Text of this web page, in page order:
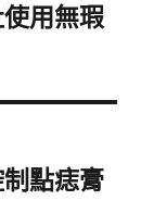
用無瑕
點痣膏